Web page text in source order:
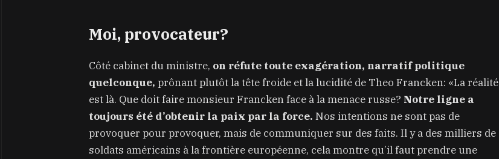
Moi, provocateur?
Côté cabinet du ministre, on réfute toute exagération, narratif politique
quelconque, prônant plutôt la tête froide et la lucidité de Theo Francken: «La réalité
est là. Que doit faire monsieur Francken face à la menace russe? Notre ligne a
toujours été d’obtenir la paix par la force. Nos intentions ne sont pas de
provoquer pour provoquer, mais de communiquer sur des faits. Il y a des milliers de
soldats américains à la frontière européenne, cela montre qu’il faut prendre une